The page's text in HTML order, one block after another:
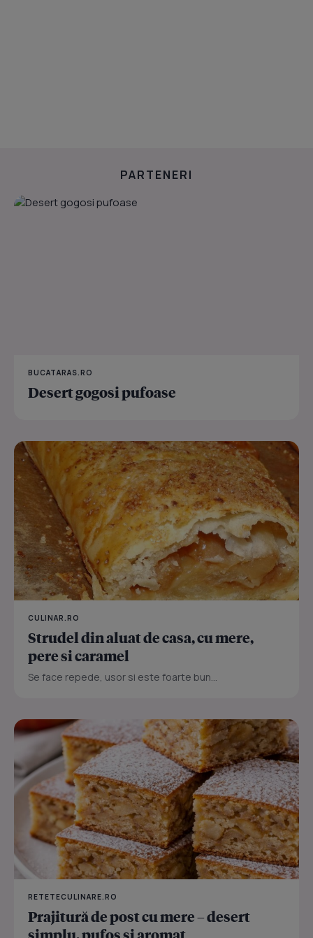
PARTENERI
BUCATARAS.RO
Desert gogosi pufoase
CULINAR.RO
Strudel din aluat de casa, cu mere,
pere si caramel
Se face repede, usor si este foarte bun...
RETETECULINARE.RO
Prajitură de post cu mere – desert